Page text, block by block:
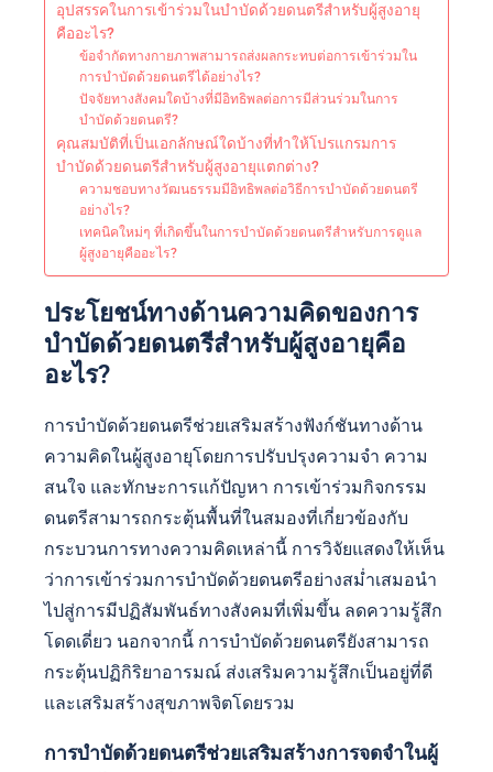
อุปสรรคในการเข้าร่วมในบำบัดด้วยดนตรีสำหรับผู้สูงอายุ
คืออะไร?
ข้อจำกัดทางกายภาพสามารถส่งผลกระทบต่อการเข้าร่วมใน
การบำบัดด้วยดนตรีได้อย่างไร?
ปัจจัยทางสังคมใดบ้างที่มีอิทธิพลต่อการมีส่วนร่วมในการ
บำบัดด้วยดนตรี?
คุณสมบัติที่เป็นเอกลักษณ์ใดบ้างที่ทำให้โปรแกรมการ
บำบัดด้วยดนตรีสำหรับผู้สูงอายุแตกต่าง?
ความชอบทางวัฒนธรรมมีอิทธิพลต่อวิธีการบำบัดด้วยดนตรี
อย่างไร?
เทคนิคใหม่ๆ ที่เกิดขึ้นในการบำบัดด้วยดนตรีสำหรับการดูแล
ผู้สูงอายุคืออะไร?
ประโยชน์ทางด้านความคิดของการ
บำบัดด้วยดนตรีสำหรับผู้สูงอายุคือ
อะไร?
การบำบัดด้วยดนตรีช่วยเสริมสร้างฟังก์ชันทางด้าน
ความคิดในผู้สูงอายุโดยการปรับปรุงความจำ ความ
สนใจ และทักษะการแก้ปัญหา การเข้าร่วมกิจกรรม
ดนตรีสามารถกระตุ้นพื้นที่ในสมองที่เกี่ยวข้องกับ
กระบวนการทางความคิดเหล่านี้ การวิจัยแสดงให้เห็น
ว่าการเข้าร่วมการบำบัดด้วยดนตรีอย่างสม่ำเสมอนำ
ไปสู่การมีปฏิสัมพันธ์ทางสังคมที่เพิ่มขึ้น ลดความรู้สึก
โดดเดี่ยว นอกจากนี้ การบำบัดด้วยดนตรียังสามารถ
กระตุ้นปฏิกิริยาอารมณ์ ส่งเสริมความรู้สึกเป็นอยู่ที่ดี
และเสริมสร้างสุขภาพจิตโดยรวม
การบำบัดด้วยดนตรีช่วยเสริมสร้างการจดจำในผู้